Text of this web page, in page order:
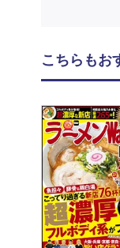
こちらもお